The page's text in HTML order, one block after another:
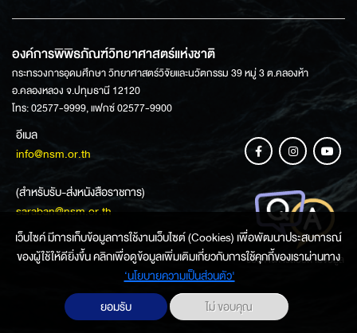
องค์การพิพิธภัณฑ์วิทยาศาสตร์แห่งชาติ
กระทรวงการอุดมศึกษา วิทยาศาสตร์วิจัยและนวัตกรรม 39 หมู่ 3 ต.คลองห้า
อ.คลองหลวง จ.ปทุมธานี 12120
โทร: 02577-9999, แฟกซ์ 02577-9900
อีเมล
info@nsm.or.th
(สำหรับรับ-ส่งหนังสือราชการ)
saraban@nsm.or.th
ช่องทางการสอบถามข้อมูล
เว็บไซค์ มีการเก็บข้อมูลการใช้งานเว็บไซต์ (Cookies) เพื่อพัฒนาประสบการณ์
ของผู้ใช้ให้ดียิ่งขึ้น คลิกเพื่อดูข้อมูลเพิ่มเติมเกี่ยวกับการใช้คุกกี้ของเราผ่านทาง
‘นโยบายความเป็นส่วนตัว'
ยอมรับ
ไม่ ขอบคุณ